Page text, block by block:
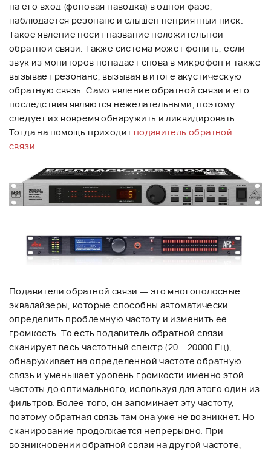
на его вход (фоновая наводка) в одной фазе,
наблюдается резонанс и слышен неприятный писк.
Такое явление носит название положительной
обратной связи. Также система может фонить, если
звук из мониторов попадает снова в микрофон и также
вызывает резонанс, вызывая в итоге акустическую
обратную связь. Само явление обратной связи и его
последствия являются нежелательными, поэтому
следует их вовремя обнаружить и ликвидировать.
Тогда на помощь приходит подавитель обратной
связи.
Подавители обратной связи — это многополосные
эквалайзеры, которые способны автоматически
определить проблемную частоту и изменить ее
громкость. То есть подавитель обратной связи
сканирует весь частотный спектр (20 – 20000 Гц),
обнаруживает на определенной частоте обратную
связь и уменьшает уровень громкости именно этой
частоты до оптимального, используя для этого один из
фильтров. Более того, он запоминает эту частоту,
поэтому обратная связь там она уже не возникнет. Но
сканирование продолжается непрерывно. При
возникновении обратной связи на другой частоте,